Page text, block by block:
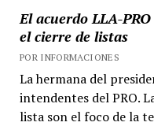
El acuerdo LLA-
el cierre de listas
POR INFORMACIONES
La hermana del
intendentes del PRO.
lista son el foco de la